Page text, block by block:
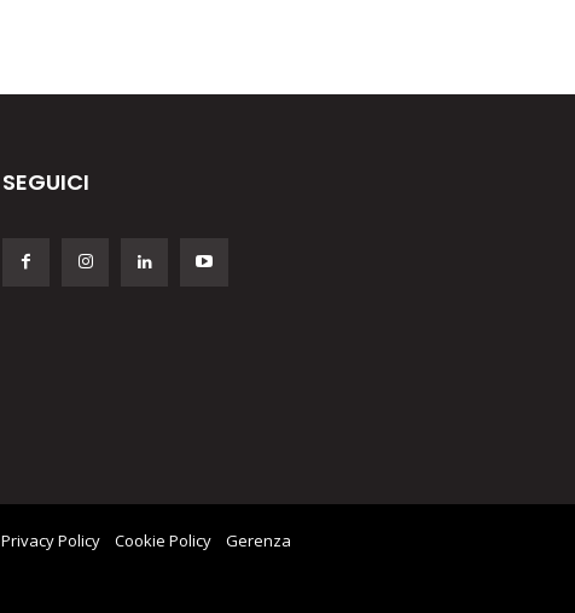
SEGUICI
Privacy Policy Cookie Policy
Gerenza